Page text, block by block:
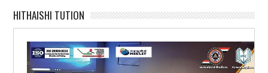
HITHAISHI TUTION